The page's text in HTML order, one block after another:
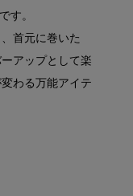
す。
首元に巻いた
アップとして楽
わる万能アイテ